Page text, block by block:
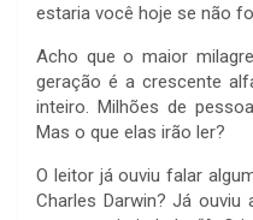
estaria você hoje se não
Acho que o maior
geração é a crescente
inteiro. Milhões de
Mas o que elas irão ler?
O leitor já ouviu falar
Charles Darwin? Já ouviu